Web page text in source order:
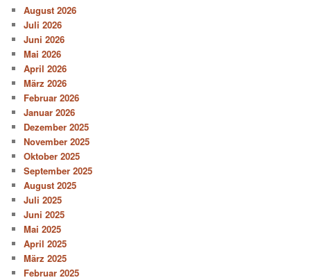
August 2026
Juli 2026
Juni 2026
Mai 2026
April 2026
März 2026
Februar 2026
Januar 2026
Dezember 2025
November 2025
Oktober 2025
September 2025
August 2025
Juli 2025
Juni 2025
Mai 2025
April 2025
März 2025
Februar 2025